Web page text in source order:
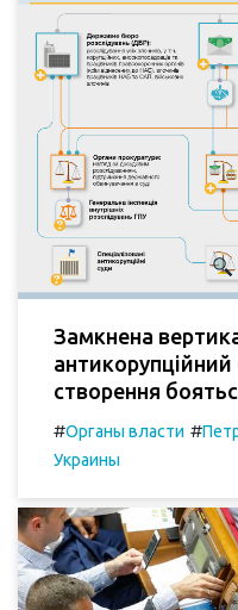
Замкнена
антикорупційний
створення
#Органы власти #
Украины